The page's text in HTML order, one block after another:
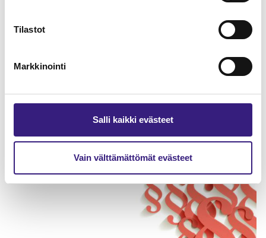
Tilastot
Markkinointi
Salli kaikki evästeet
Vain välttämättömät evästeet
hallinta tilitoimistossa